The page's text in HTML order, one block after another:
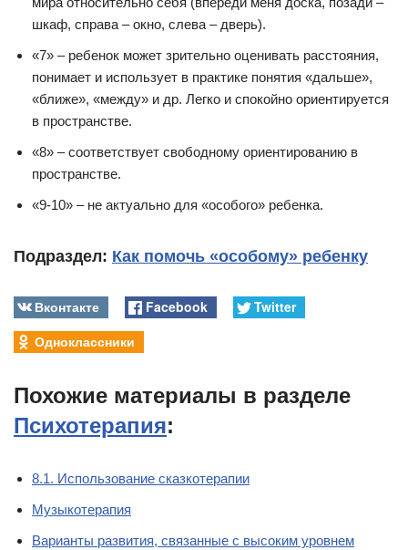
шкаф, справа – окно, слева – дверь).
«7» – ребенок может зрительно оценивать расстояния,
понимает и использует в практике понятия «дальше»,
«ближе», «между» и др. Легко и спокойно ориентируется
в пространстве.
«8» – соответствует свободному ориентированию в
пространстве.
«9-10» – не актуально для «особого» ребенка.
Подраздел: Как помочь «особому» ребенку
Вконтакте Facebook
Twitter
Одноклассники
Похожие материалы в разделе
Психотерапия:
8.1. Использование сказкотерапии
Музыкотерапия
Варианты развития, связанные с высоким уровнем